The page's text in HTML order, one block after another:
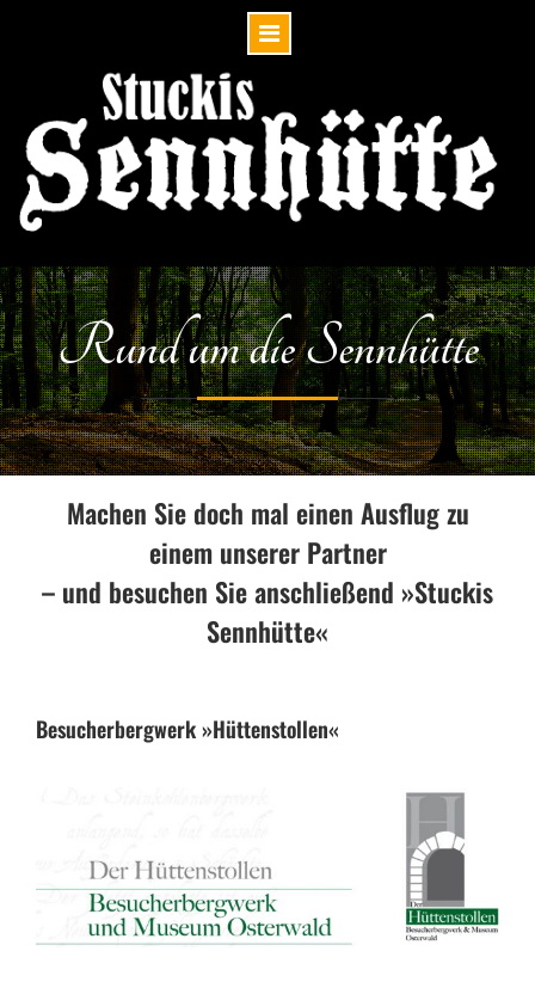
Rund um die Sennhütte
Machen Sie doch mal einen Ausflug zu
einem unserer Partner
– und besuchen Sie anschließend »Stuckis
Sennhütte«
Besucherbergwerk »Hüttenstollen«